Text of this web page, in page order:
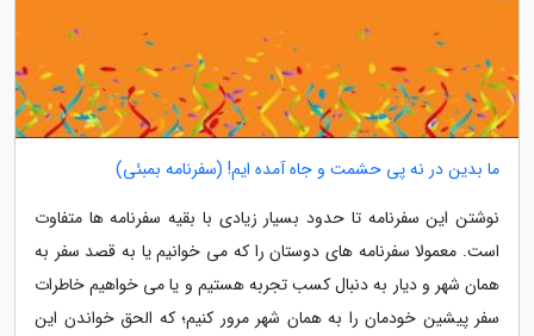
ما بدین در نه پی حشمت و جاه آمده ایم! (سفرنامه بمبئی)
نوشتن این سفرنامه تا حدود بسیار زیادی با بقیه سفرنامه ها متفاوت
است. معمولا سفرنامه های دوستان را که می خوانیم یا به قصد سفر به
همان شهر و دیار به دنبال کسب تجربه هستیم و یا می خواهیم خاطرات
سفر پیشین خودمان را به همان شهر مرور کنیم؛ که الحق خواندن این